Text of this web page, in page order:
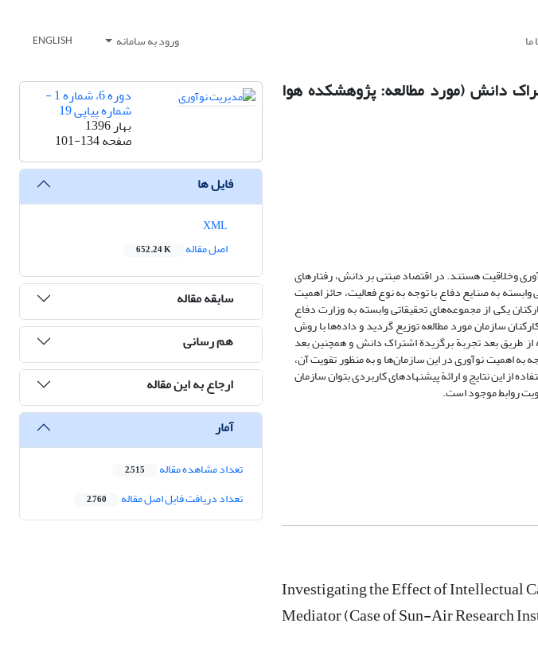
ورود به سامانه ENGLISH
دانش (مورد مطالعه: پژوهشکده هوا
وخلاقیت هستند. در اقتصاد مبتنی بر دانش، رفتارهای
وابسته به صنایع دفاع با توجه به نوع فعالیت، حائز اهمیت
یکی از مجموعههای تحقیقاتی وابسته به وزارت دفاع
ها با روش
از طریق بعد تجربة برگزیدة اشتراک دانش و همچنین بعد
به اهمیت نوآوری در این سازمانها و به منظور تقویت آن،
از این نتایج و ارائة پیشنهادهای کاربردی بتوان سازمان
روابط موجود است.
Investigating the Effect of Intellectual
Mediator (Case of Sun-Air Research
دوره 6، شماره 1 -
شماره پیاپی 19
بهار 1396
صفحه101-134
فایل ها
اصل مقاله
652.24 K
سابقه مقاله
هم رسانی
ارجاع به این مقاله
آمار
تعداد مشاهده مقاله 2,515
تعداد دریافت فایل اصل مقاله 2,760